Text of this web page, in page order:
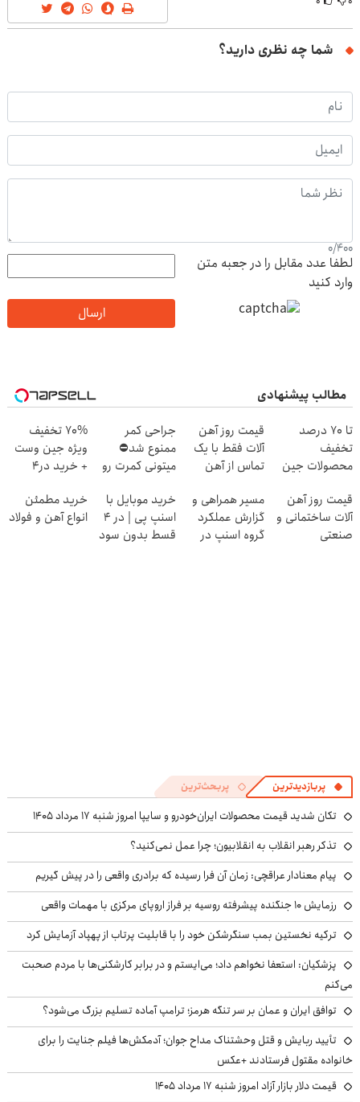
شما چه نظری دارید؟
0/400
لطفا عدد مقابل را در جعبه متن
وارد کنید
ارسال
مطالب پیشنهادی
تا 70 درصد
تخفیف
محصولات جین
4 قسط
قیمت روز آهن
آلات فقط با یک
تماس از آهن
جراحی کمر
ممنوع شد⛔
میتونی کمرت رو
کنی! 👈🏻
پرسش‌نامه
70% تخفیف
ویژه جین وست
+ خرید در4
قیمت روز آهن
آلات ساختمانی و
صنعتی
مسیر همراهی و
گزارش عملکرد
گروه اسنپ در
خرید موبایل با
اسنپ پی | در ۴
قسط بدون سود
خرید مطمئن
انواع آهن و فولاد
پربازدیدترین پربحث‌ترین
تکان شدید قیمت محصولات ایران‌خودرو و سایپا امروز شنبه ۱۷ مرداد ۱۴۰۵
تذکر رهبر انقلاب به انقلابیون؛ چرا عمل نمی‌کنید؟
پیام معنادار عراقچی: زمان آن فرا رسیده که برادری واقعی را در پیش گیریم
رزمایش ۱۰ جنگنده پیشرفته روسیه بر فراز اروپای مرکزی با مهمات واقعی
ترکیه نخستین بمب سنگرشکن خود را با قابلیت پرتاب از پهپاد آزمایش کرد
پزشکیان: استعفا نخواهم داد؛ می‌ایستم و در برابر کارشکنی‌ها با مردم صحبت
می‌کنم
توافق ایران و عمان بر سر تنگه هرمز؛ ترامپ آماده تسلیم بزرگ می‌شود؟
تأیید ربایش و قتل وحشتناک مداح جوان؛ آدمکش‌ها فیلم جنایت را برای
خانواده مقتول فرستادند +عکس
قیمت دلار بازار آزاد امروز شنبه ۱۷ مرداد ۱۴۰۵